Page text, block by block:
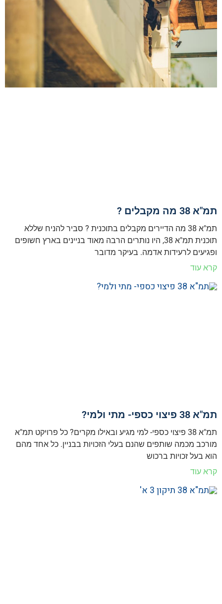
תמ"א 38 מה מקבלים ?
תמ"א 38 מה הדיירים מקבלים בתוכנית ? סביר להניח שללא
תוכנית תמ"א 38, היו נותרים הרבה מאוד בניינים בארץ חשופים
ופגיעים לרעידות אדמה. בעיקר מדובר
קרא עוד
תמ"א 38 פיצוי כספי- מתי ולמי?
תמ"א 38 פיצוי כספי- למי מגיע ובאילו מקרים? כל פרויקט תמ"א
מורכב מכמה שותפים שהנם בעלי הזכויות בבניין. כל אחד מהם
הוא בעל זכויות ברכוש
קרא עוד